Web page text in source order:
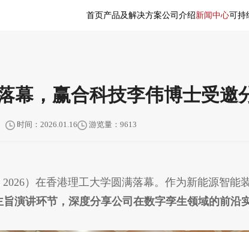
首页产品及解决方案公司介绍新闻中心可持
幕，赢合科技李伟博士受邀
时间：2026.01.16 游览量：9613
）在香港理工大学圆满落幕。作为新能源智
演讲环节，深度分享公司在数字孪生领域的前沿